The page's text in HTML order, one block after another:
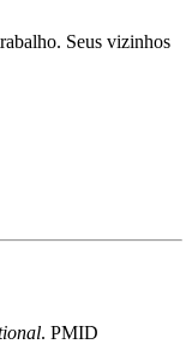
Seus vizinhos
. PMID